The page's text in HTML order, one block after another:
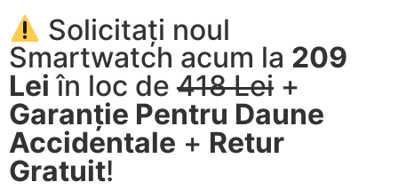
Solicitați noul
Smartwatch acum la 209
Lei în loc de 418 Lei +
Garanție Pentru Daune
Accidentale + Retur
Gratuit!